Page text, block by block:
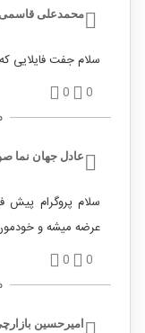
محمدعلی قاسمی
سلام جفت فایلایی
0
0
عادل جهان نما
سلام پروگرام
عرضه میشه و خودمون
0
0
امیرحسین